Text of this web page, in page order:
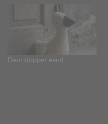
Deurstopper eend